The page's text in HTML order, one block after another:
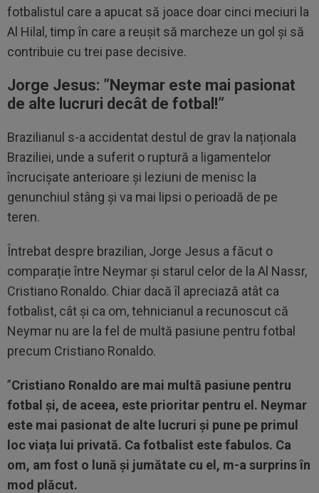
fotbalistul care a apucat să joace doar cinci meciuri la
Al Hilal, timp în care a reușit să marcheze un gol și să
contribuie cu trei pase decisive.
Jorge Jesus: ”Neymar este mai pasionat
de alte lucruri decât de fotbal!”
Brazilianul s-a accidentat destul de grav la naționala
Braziliei, unde a suferit o ruptură a ligamentelor
încrucișate anterioare și leziuni de menisc la
genunchiul stâng și va mai lipsi o perioadă de pe
teren.
Întrebat despre brazilian, Jorge Jesus a făcut o
comparație între Neymar și starul celor de la Al Nassr,
Cristiano Ronaldo. Chiar dacă îl apreciază atât ca
fotbalist, cât și ca om, tehnicianul a recunoscut că
Neymar nu are la fel de multă pasiune pentru fotbal
precum Cristiano Ronaldo.
”Cristiano Ronaldo are mai multă pasiune pentru
fotbal și, de aceea, este prioritar pentru el. Neymar
este mai pasionat de alte lucruri și pune pe primul
loc viața lui privată. Ca fotbalist este fabulos. Ca
om, am fost o lună și jumătate cu el, m-a surprins în
mod plăcut.